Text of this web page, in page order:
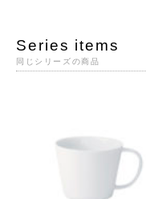
Series items
同じシリーズの商品